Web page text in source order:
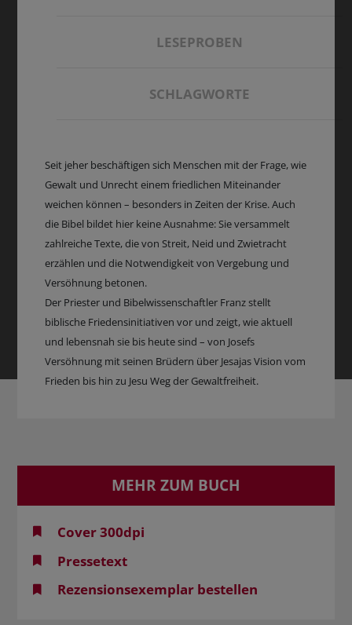
LESEPROBEN
SCHLAGWORTE
Seit jeher beschäftigen sich Menschen mit der Frage, wie
Gewalt und Unrecht einem friedlichen Miteinander
weichen können – besonders in Zeiten der Krise. Auch
die Bibel bildet hier keine Ausnahme: Sie versammelt
zahlreiche Texte, die von Streit, Neid und Zwietracht
erzählen und die Notwendigkeit von Vergebung und
Versöhnung betonen.
Der Priester und Bibelwissenschaftler Franz stellt
biblische Friedensinitiativen vor und zeigt, wie aktuell
und lebensnah sie bis heute sind – von Josefs
Versöhnung mit seinen Brüdern über Jesajas Vision vom
Frieden bis hin zu Jesu Weg der Gewaltfreiheit.
MEHR ZUM BUCH
Cover 300dpi
Pressetext
Rezensionsexemplar bestellen